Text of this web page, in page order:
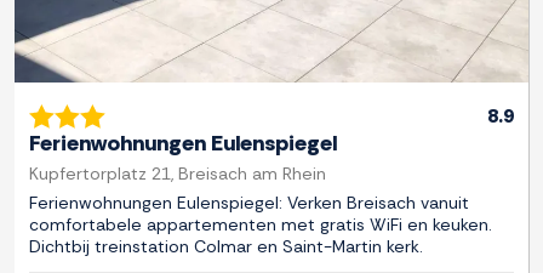
8.9
Ferienwohnungen Eulenspiegel
Kupfertorplatz 21, Breisach am Rhein
Ferienwohnungen Eulenspiegel: Verken Breisach vanuit
comfortabele appartementen met gratis WiFi en keuken.
Dichtbij treinstation Colmar en Saint-Martin kerk.